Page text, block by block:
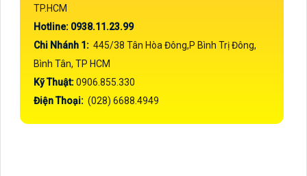
TP.HCM
Hotline: 0938.11.23.99
Chi Nhánh 1: 445/38 Tân Hòa Đông,P Bình Trị Đông,
Bình Tân, TP HCM
Kỹ Thuật:0906.855.330
Điện Thoại: (028) 6688.4949